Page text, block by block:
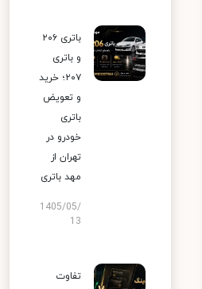
باتری ۲۰۶
و باتری
۲۰۷؛ خرید
و تعویض
باتری
خودرو در
تهران از
مهد باتری
1405/05/
13
تفاوت